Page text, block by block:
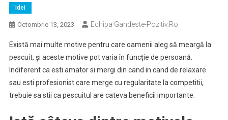
Idei
Octombrie 13, 2023 Echipa Gandeste-Pozitiv.ro
Există mai multe motive pentru care oamenii aleg să meargă la
pescuit, și aceste motive pot varia în funcție de persoană.
Indiferent ca esti amator si mergi din cand in cand de relaxare
sau esti profesionist care merge cu regularitate la competitii,
trebuie sa stii ca pescuitul are cateva beneficii importante.